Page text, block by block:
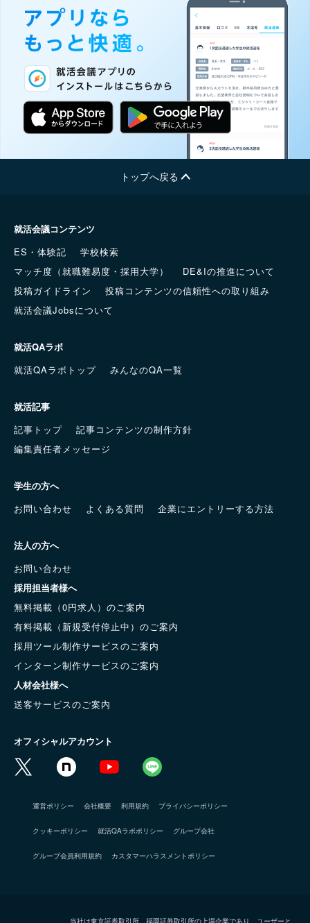
トップへ戻る
就活会議コンテンツ
ES・体験記
学校検索
マッチ度（就職難易度・採用大学）
DE&Iの推進について
投稿ガイドライン
投稿コンテンツの信頼性への取り組み
就活会議Jobsについて
就活QAラボ
就活QAラボトップ
みんなのQA一覧
就活記事
記事トップ
記事コンテンツの制作方針
編集責任者メッセージ
学生の方へ
お問い合わせ
よくある質問 企業にエントリーする方法
法人の方へ
お問い合わせ
採用担当者様へ
無料掲載（0円求人）のご案内
有料掲載（新規受付停止中）のご案内
採用ツール制作サービスのご案内
インターン制作サービスのご案内
人材会社様へ
送客サービスのご案内
オフィシャルアカウント
運営ポリシー 会社概要 利用規約 プライバシーポリシー
クッキーポリシー 就活QAラボポリシー グループ会社
グループ会員利用規約 カスタマーハラスメントポリシー
当社は東京証券取引所、福岡証券取引所の上場企業であり、ユーザーと